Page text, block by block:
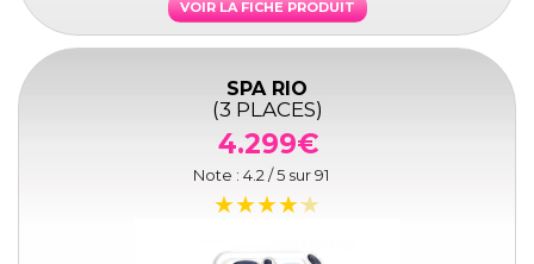
VOIR LA FICHE PRODUIT
SPA RIO
(3 PLACES)
4.299€
Note : 4.2 / 5 sur91